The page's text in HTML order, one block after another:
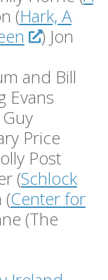
(Hark, A
) Jon
and Bill
Evans
Price
Post
(Schlock
(Center for
(The